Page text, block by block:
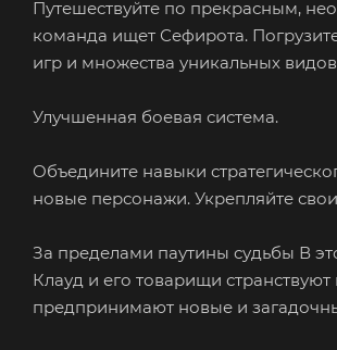
Путешествуйте по прекрасным,
команда ищет Сефирота.
игр и множества уникальных
Улучшенная боевая система.
Объедините навыки
новые персонажи. Укрепляйте
За пределами паутины судьбы В
Клауд и его товарищи
предпринимают новые и